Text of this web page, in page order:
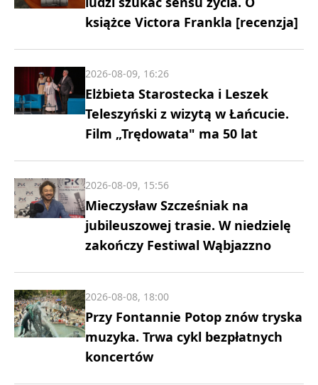
książce Victora Frankla [recenzja]
Elżbieta Starostecka i Leszek
Teleszyński z wizytą w Łańcucie.
Film „Trędowata" ma 50 lat
2026-08-09, 16:26
Mieczysław Szcześniak na
jubileuszowej trasie. W niedzielę
zakończy Festiwal Wąbjazzno
2026-08-09, 15:56
Przy Fontannie Potop znów tryska
muzyka. Trwa cykl bezpłatnych
koncertów
2026-08-08, 18:00